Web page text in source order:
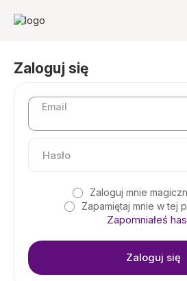
Zaloguj się
Email
Zaloguj mnie
Zapamiętaj mnie w tej
Zapomniałeś